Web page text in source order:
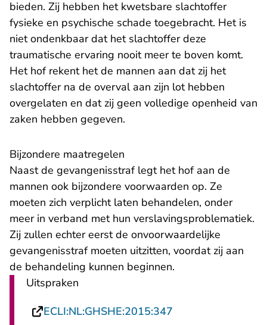
bieden. Zij hebben het kwetsbare slachtoffer
fysieke en psychische schade toegebracht. Het is
niet ondenkbaar dat het slachtoffer deze
traumatische ervaring nooit meer te boven komt.
Het hof rekent het de mannen aan dat zij het
slachtoffer na de overval aan zijn lot hebben
overgelaten en dat zij geen volledige openheid van
zaken hebben gegeven.
Bijzondere maatregelen
Naast de gevangenisstraf legt het hof aan de
mannen ook bijzondere voorwaarden op. Ze
moeten zich verplicht laten behandelen, onder
meer in verband met hun verslavingsproblematiek.
Zij zullen echter eerst de onvoorwaardelijke
gevangenisstraf moeten uitzitten, voordat zij aan
de behandeling kunnen beginnen.
Uitspraken
ECLI:NL:GHSHE:2015:347